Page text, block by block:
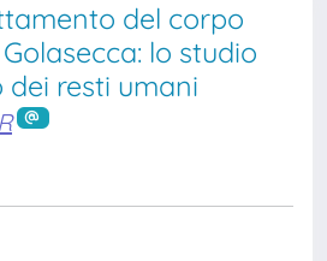
del corpo
lo studio
resti umani